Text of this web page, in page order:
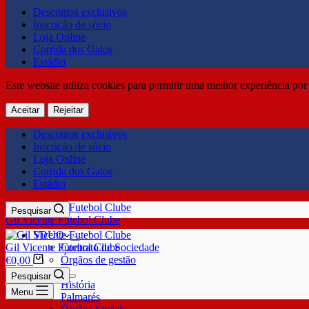
Descontos exclusivos
Inscrição de sócio
Loja Online
Corrida dos Galos
Estádio
Este website utiliza cookies para permitir uma melhor experiência
Aceitar Rejeitar
Descontos exclusivos
Inscrição de sócio
Loja Online
Corrida dos Galos
Estádio
Gil Vicente Futebol Clube
Pesquisar
SDUQ
Contrato de Sociedade
Órgãos de gestão
Clube
História
Palmarés
Gil Vicente Futebol Clube
€0,00
Pesquisar
Menu